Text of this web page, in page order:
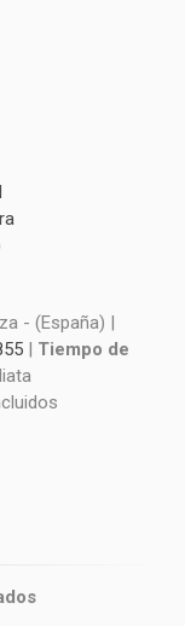
- (España) |
| Tiempo de